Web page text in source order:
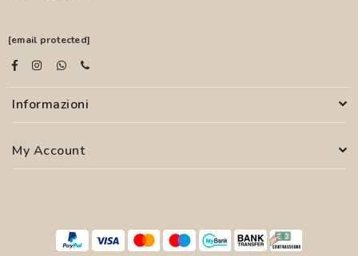
[email protected]
Informazioni
My Account